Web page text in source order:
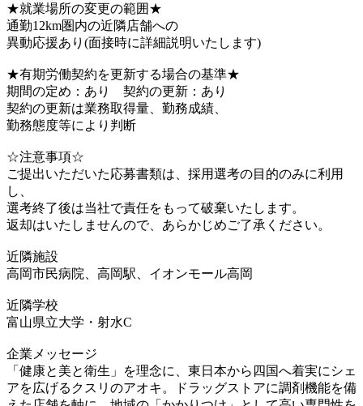
★就業場所の変更の範囲★
通勤12km圏内の近隣店舗への
異動応援あり(面接時に詳細説明いたします)
★有期労働契約を更新する場合の基準★
期間の定め：あり 契約の更新：あり
契約の更新は業務取得量、勤務成績、
勤務態度等により判断
☆注意事項☆
ご提出いただいた応募書類は、採用選考の目的のみに利用
し、
選考終了後は当社で責任をもって破棄いたします。
返却はいたしませんので、あらかじめご了承ください。
近隣施設
高岡市民病院、高岡駅、イオンモール高岡
近隣学校
富山県立大学・射水C
企業メッセージ
「健康と美と衛生」を理念に、東日本から四国へ着実にシェ
アを広げるクスリのアオキ。ドラッグストアに調剤機能を備